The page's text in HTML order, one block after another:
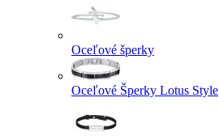
Oceľové šperky
Oceľové Šperky Lotus Style